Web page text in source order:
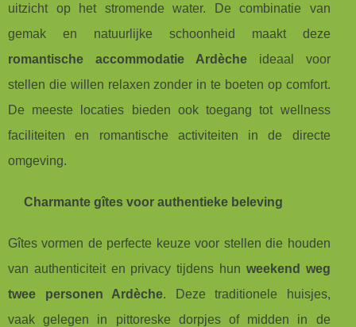
uitzicht op het stromende water. De combinatie van
gemak en natuurlijke schoonheid maakt deze
romantische accommodatie Ardècheideaal voor
stellen die willen relaxen zonder in te boeten op comfort.
De meeste locaties bieden ook toegang tot wellness
faciliteiten en romantische activiteiten in de directe
omgeving.
Charmante gîtes voor authentieke beleving
Gîtes vormen de perfecte keuze voor stellen die houden
van authenticiteit en privacy tijdens hun weekend weg
twee personen Ardèche. Deze traditionele huisjes,
vaak gelegen in pittoreske dorpjes of midden in de